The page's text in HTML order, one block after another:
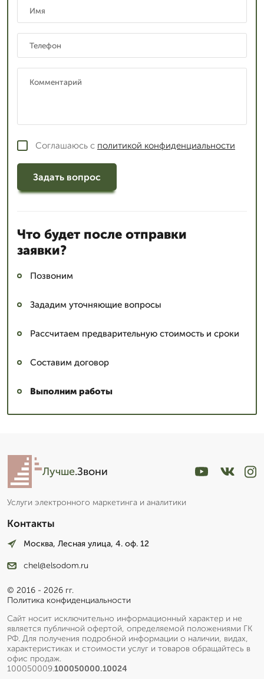
Соглашаюсь с политикой конфиденциальности
Задать вопрос
Что будет после отправки
заявки?
Позвоним
Зададим уточняющие вопросы
Рассчитаем предварительную стоимость и сроки
Составим договор
Выполним работы
Лучше.Звони
Услуги электронного маркетинга и аналитики
Контакты
Москва, Лесная улица, 4. оф. 12
chel@elsodom.ru
© 2016 - 2026 гг.
Политика конфиденциальности
Сайт носит исключительно информационный характер и не
является публичной офертой, определяемой положениями ГК
РФ. Для получения подробной информации о наличии, видах,
характеристиках и стоимости услуг и товаров обращайтесь в
офис продаж.
100050009.100050000.10024